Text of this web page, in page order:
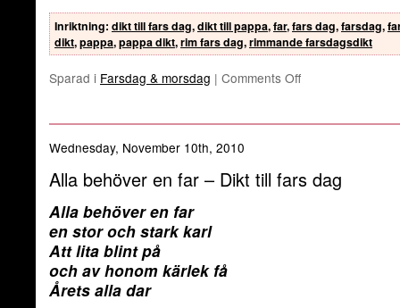
Inriktning: dikt till fars dag,dikt till pappa,far,fars dag,farsdag,
dikt,pappa,pappa dikt,rim fars dag,rimmande farsdagsdikt
Sparad i Farsdag & morsdag | Comments Off
Wednesday, November 10th, 2010
Alla behöver en far – Dikt till fars dag
Alla behöver en far
en stor och stark karl
Att lita blint på
och av honom kärlek få
Årets alla dar